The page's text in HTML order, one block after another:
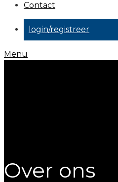
Contact
login/registreer
Menu
Over ons